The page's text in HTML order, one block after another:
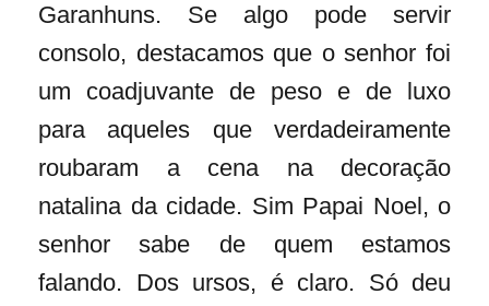
Garanhuns. Se algo pode servir
consolo, destacamos que o senhor foi
um coadjuvante de peso e de luxo
para aqueles que verdadeiramente
roubaram a cena na decoração
natalina da cidade. Sim Papai Noel, o
senhor sabe de quem estamos
falando. Dos ursos, é claro. Só deu